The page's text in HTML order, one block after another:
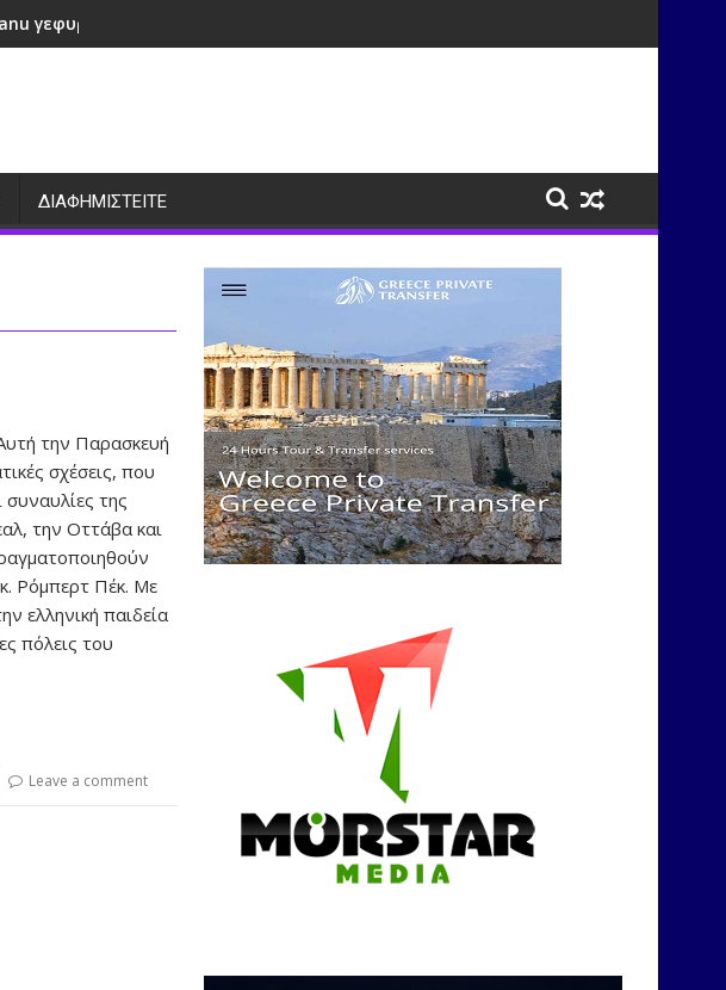
γεφυρώνουν πολιτισμούς μέσα από τη μουσική
ΔΙΑΦΗΜΙΣΤΕΙΤΕ
την Παρασκευή
σχέσεις, που
της
την Οττάβα και
Ρόμπερτ Πέκ. Με
ελληνική παιδεία
πόλεις του
Leave a comment